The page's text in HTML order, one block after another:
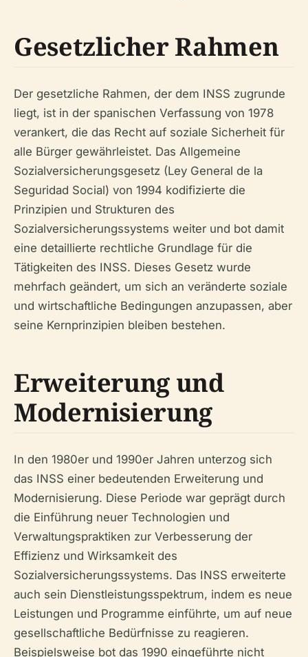
Gesetzlicher Rahmen
Der gesetzliche Rahmen, der dem INSS zugrunde
liegt, ist in der spanischen Verfassung von 1978
verankert, die das Recht auf soziale Sicherheit für
alle Bürger gewährleistet. Das Allgemeine
Sozialversicherungsgesetz (Ley General de la
Seguridad Social) von 1994 kodifizierte die
Prinzipien und Strukturen des
Sozialversicherungssystems weiter und bot damit
eine detaillierte rechtliche Grundlage für die
Tätigkeiten des INSS. Dieses Gesetz wurde
mehrfach geändert, um sich an veränderte soziale
und wirtschaftliche Bedingungen anzupassen, aber
seine Kernprinzipien bleiben bestehen.
Erweiterung und
Modernisierung
In den 1980er und 1990er Jahren unterzog sich
das INSS einer bedeutenden Erweiterung und
Modernisierung. Diese Periode war geprägt durch
die Einführung neuer Technologien und
Verwaltungspraktiken zur Verbesserung der
Effizienz und Wirksamkeit des
Sozialversicherungssystems. Das INSS erweiterte
auch sein Dienstleistungsspektrum, indem es neue
Leistungen und Programme einführte, um auf neue
gesellschaftliche Bedürfnisse zu reagieren.
Beispielsweise bot das 1990 eingeführte nicht